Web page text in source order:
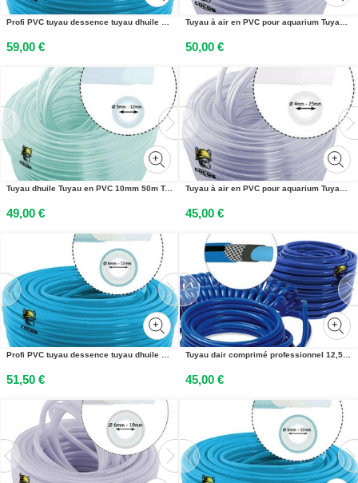
Profi PVC tuyau dessence tuyau dhuile 10mm 50m 4-couches tuyau de carburant tuyau deau
59,00 €
Tuyau à air en PVC pour aquarium Tuyau à eau 50m 8mm transparent alimentaire
50,00 €
Tuyau dhuile Tuyau en PVC 10mm 50m Tuyau dessence Tuyau de carburant Tuyau deau Tuyau dair
49,00 €
Tuyau à air en PVC pour aquarium Tuyau à eau 50m 6mm transparent alimentaire
45,00 €
Profi PVC tuyau dessence tuyau dhuile 6mm 50m 4-couches tuyau de carburant tuyau deau
51,50 €
Tuyau dair comprimé professionnel 12,5mm 25m 20 BAR Tuyau dair en PVC Tuyau de compresseur
45,00 €